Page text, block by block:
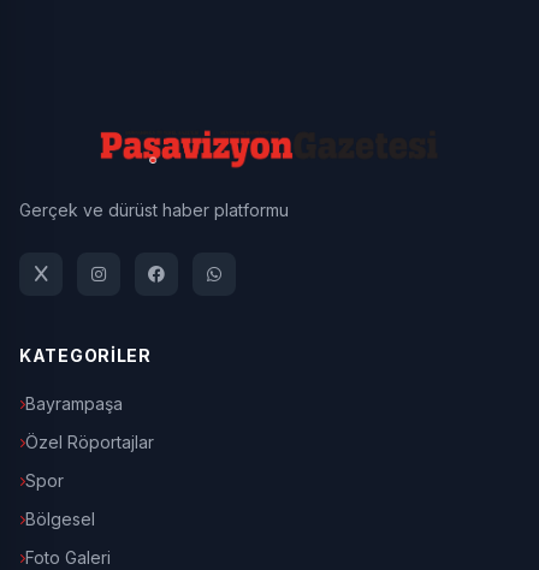
Gerçek ve dürüst haber platformu
KATEGORİLER
Bayrampaşa
Özel Röportajlar
Spor
Bölgesel
Foto Galeri